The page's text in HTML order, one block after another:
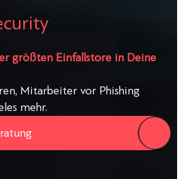
größten Einfallstore in Deine
Mitarbeiter vor Phishing
mehr.